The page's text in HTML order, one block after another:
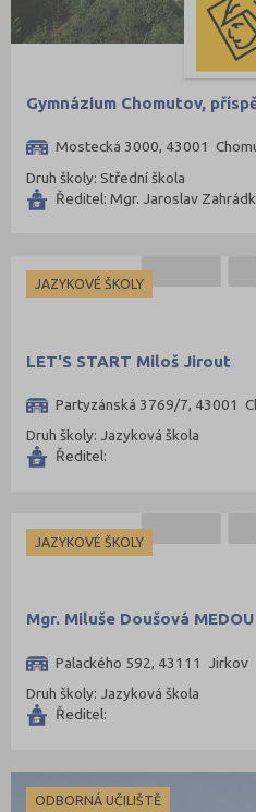
Gymnázium Chomutov,
Mostecká 3000, 43001
Druh školy: Střední škola
Ředitel: Mgr. Jaroslav
JAZYKOVÉ ŠKOLY
LET'S START Miloš Jirout
Partyzánská 3769/7, 43001
Druh školy: Jazyková škola
Ředitel:
JAZYKOVÉ ŠKOLY
Mgr. Miluše Doušová MEDOU
Palackého 592, 43111 Jirkov
Druh školy: Jazyková škola
Ředitel:
ODBORNÁ UČILIŠTĚ